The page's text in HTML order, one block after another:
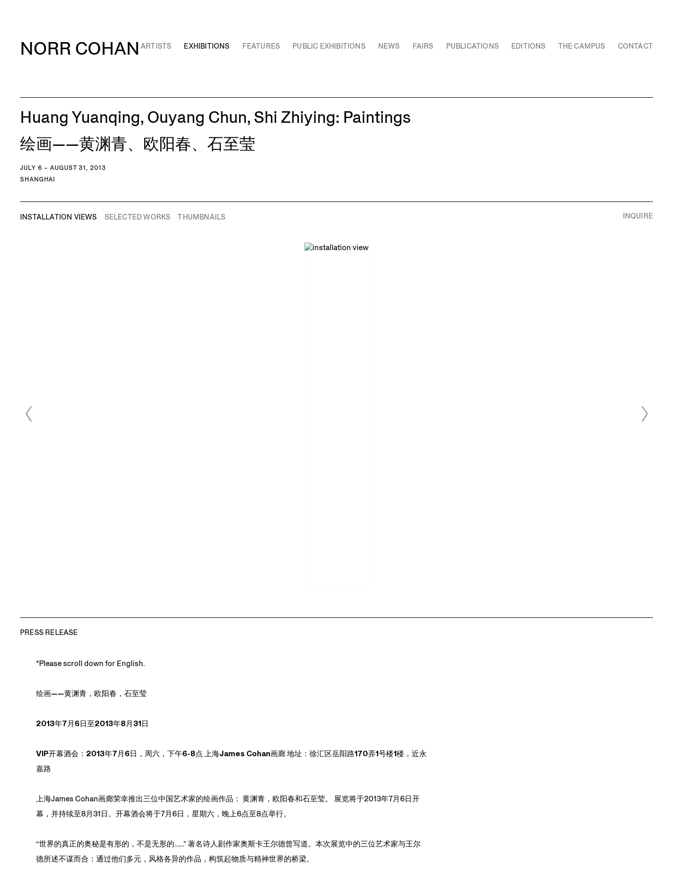
NORR COHAN ARTISTS EXHIBITIONS FEATURES PUBLIC EXHIBITIONS NEWS FAIRS PUBLICATIONS EDITIONS THE CAMPUS CONTACT
Huang Yuanqing, Ouyang Chun, Shi Zhiying: Paintings
绘画——黄渊青、欧阳春、石至莹
JULY 6 – AUGUST 31, 2013
SHANGHAI
INSTALLATION VIEWS SELECTED WORKS THUMBNAILS INQUIRE
PRESS RELEASE
*Please scroll down for English.
绘画——黄渊青，欧阳春，石至莹
2013年7月6日至2013年8月31日
VIP开幕酒会：2013年7月6日，周六，下午6-8点 上海James Cohan画廊 地址：徐汇区岳阳路170弄1号楼1楼，近永
嘉路
上海James Cohan画廊荣幸推出三位中国艺术家的绘画作品： 黄渊青，欧阳春和石至莹。 展览将于2013年7月6日开
幕，并持续至8月31日。开幕酒会将于7月6日，星期六，晚上6点至8点举行。
“世界的真正的奥秘是有形的，不是无形的……” 著名诗人剧作家奥斯卡王尔德曾写道。本次展览中的三位艺术家与王尔
德所述不谋而合：通过他们多元，风格各异的作品，构筑起物质与精神世界的桥梁。